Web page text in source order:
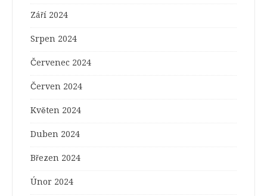
Září 2024
Srpen 2024
Červenec 2024
Červen 2024
Květen 2024
Duben 2024
Březen 2024
Únor 2024